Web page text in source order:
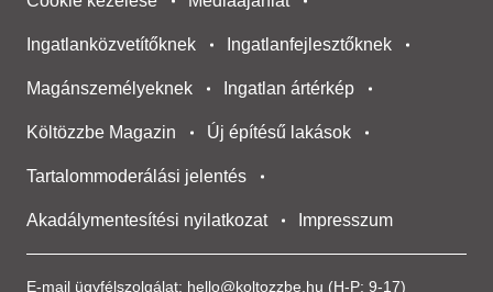
E-mail ügyfélszolgálat: hello@koltozzbe.hu (H-P: 9-17)
Ingatlanközvetítőknek Ingatlanfejlesztőknek
Magánszemélyeknek Ingatlan ártérkép
Költözzbe Magazin Új építésű lakások
Tartalommoderálási jelentés
Akadálymentesítési nyilatkozat Impresszum